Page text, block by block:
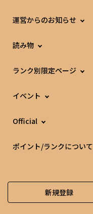
運営からのお知らせ
読み物
ランク別限定ページ
イベント
Official
ポイント/ランクについて
新規登録